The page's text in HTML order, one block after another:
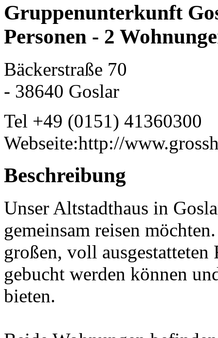
Gruppenunterkunft
Personen - 2
Bäckerstraße 70
- 38640 Goslar
Tel +49 (0151) 41360300
Webseite:http://
Beschreibung
Unser Altstadthaus in
gemeinsam reisen
großen, voll
gebucht werden können
bieten.